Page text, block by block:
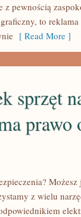
z pewnością
to
[ Read More ]
sprzęt
prawo
z wielu